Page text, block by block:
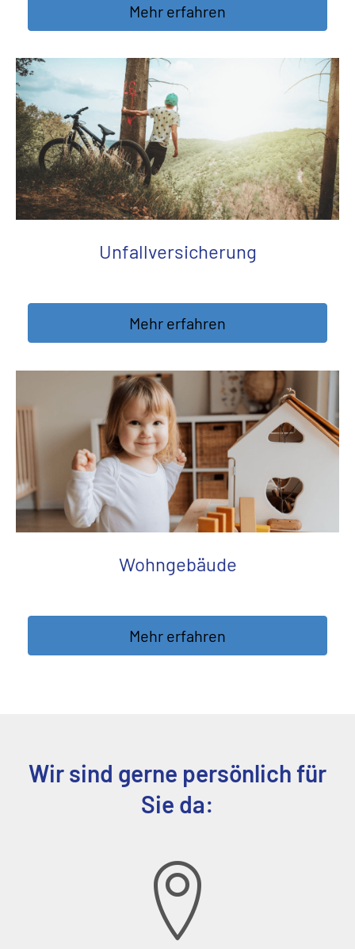
Mehr erfahren
Unfall­ver­si­che­rung
Mehr erfahren
Wohngebäude
Mehr erfahren
Wir sind gerne persönlich für
Sie da: